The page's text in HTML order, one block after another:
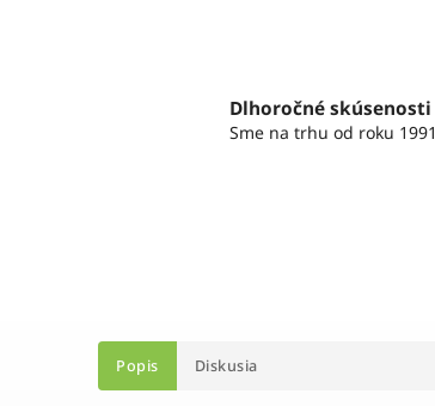
Dlhoročné skúsenosti
Sme na trhu od roku 1991
Popis Diskusia